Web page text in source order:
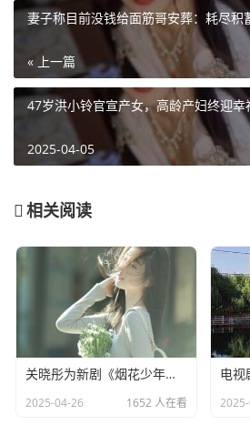
妻子称目前没钱给面筋哥安葬：耗尽积
« 上一篇
47岁洪小铃官宣产女，高龄产妇终迎
2025-04-05
相关阅读
关晓彤为新剧《烟花少年》宣传，全程不语只是一味搞事业
2025-04-26 1652 人在看